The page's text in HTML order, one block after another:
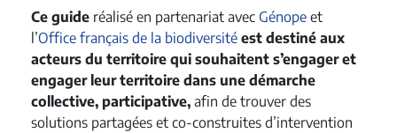
Ce guide réalisé en partenariat avec Génope et
l’Office français de la biodiversité est destiné aux
acteurs du territoire qui souhaitent s’engager et
engager leur territoire dans une démarche
collective, participative, afin de trouver des
solutions partagées et co-construites d’intervention